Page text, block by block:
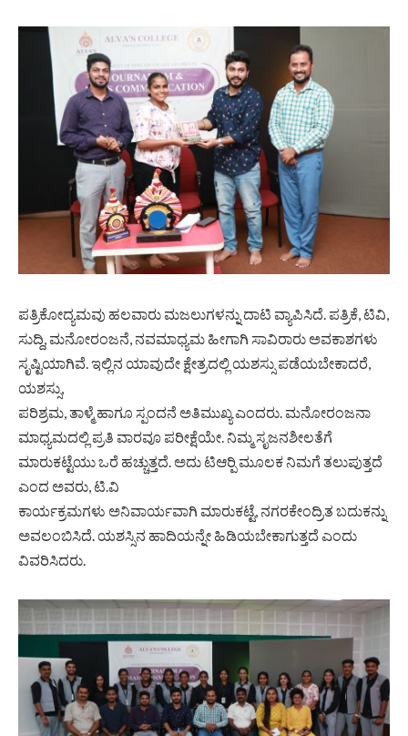
ಪತ್ರಿಕೋದ್ಯಮವು ಹಲವಾರು ಮಜಲುಗಳನ್ನು ದಾಟಿ ವ್ಯಾಪಿಸಿದೆ. ಪತ್ರಿಕೆ, ಟಿವಿ,
ಸುದ್ದಿ, ಮನೋರಂಜನೆ, ನವಮಾಧ್ಯಮ ಹೀಗಾಗಿ ಸಾವಿರಾರು ಅವಕಾಶಗಳು
ಸೃಷ್ಟಿಯಾಗಿವೆ. ಇಲ್ಲಿನ ಯಾವುದೇ ಕ್ಷೇತ್ರದಲ್ಲಿ ಯಶಸ್ಸು ಪಡೆಯಬೇಕಾದರೆ,
ಯಶಸ್ಸು,
ಪರಿಶ್ರಮ, ತಾಳ್ಮೆ ಹಾಗೂ ಸ್ಪಂದನೆ ಅತಿಮುಖ್ಯ ಎಂದರು. ಮನೋರಂಜನಾ
ಮಾಧ್ಯಮದಲ್ಲಿ ಪ್ರತಿ ವಾರವೂ ಪರೀಕ್ಷೆಯೇ. ನಿಮ್ಮ ಸೃಜನಶೀಲತೆಗೆ
ಮಾರುಕಟ್ಟೆಯು ಒರೆ ಹಚ್ಚುತ್ತದೆ. ಅದು ಟಿಆರ್‍ಪಿ ಮೂಲಕ ನಿಮಗೆ ತಲುಪುತ್ತದೆ
ಎಂದ ಅವರು, ಟಿ.ವಿ
ಕಾರ್ಯಕ್ರಮಗಳು ಅನಿವಾರ್ಯವಾಗಿ ಮಾರುಕಟ್ಟೆ, ನಗರಕೇಂದ್ರಿತ ಬದುಕನ್ನು
ಅವಲಂಬಿಸಿದೆ. ಯಶಸ್ಸಿನ ಹಾದಿಯನ್ನೇ ಹಿಡಿಯಬೇಕಾಗುತ್ತದೆ ಎಂದು
ವಿವರಿಸಿದರು.